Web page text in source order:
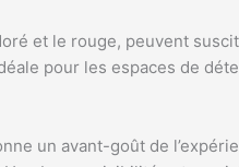
et le rouge, peuvent
pour les espaces de
un avant-goût de